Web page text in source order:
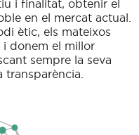
i finalitat, obtenir el
en el mercat actual.
ètic, els mateixos
donem el millor
sempre la seva
transparència.